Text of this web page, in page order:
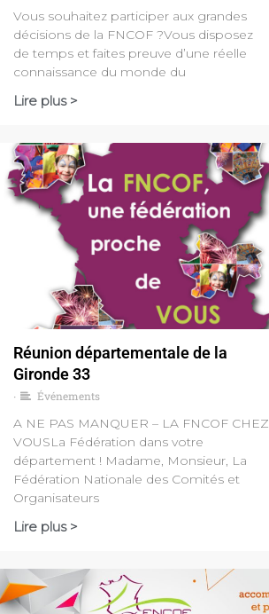
Vous souhaitez participer aux grandes
décisions de la FNCOF ?Vous disposez
de temps et faites preuve d’une réelle
connaissance du monde du
Lire plus >
Réunion départementale de la
Gironde 33
• Événements
A NE PAS MANQUER – LA FNCOF CHEZ
VOUSLa Fédération dans votre
département ! Madame, Monsieur, La
Fédération Nationale des Comités et
Organisateurs
Lire plus >